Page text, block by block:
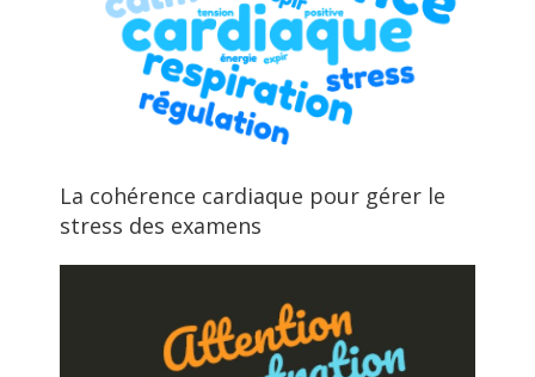
La cohérence cardiaque pour gérer le
stress des examens